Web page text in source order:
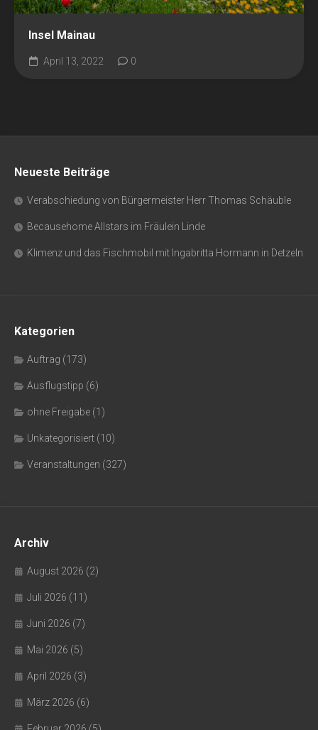
Insel Mainau
April 13, 2022 0
Neueste Beiträge
Verabschiedung von Bürgermeister Herr Thomas Schäuble
Becausehome Allstars im Fräulein Linde
Klimenz und das Fischmobil mit Ingabritta Hormann in Detzeln
Kategorien
Auftrag (173)
Ausflugstipp (6)
ohne Freigabe (1)
Unkategorisiert (10)
Veranstaltungen (327)
Archiv
August 2026 (2)
Juli 2026 (11)
Juni 2026 (7)
Mai 2026 (5)
April 2026 (3)
März 2026 (6)